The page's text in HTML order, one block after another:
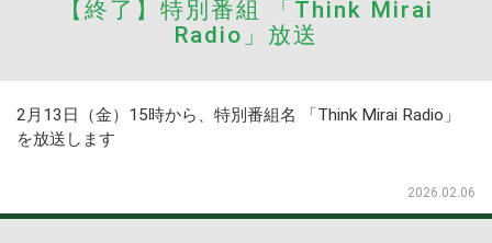
【終了】特別番組 「Think Mirai
Radio」放送
2月13日（金）15時から、特別番組名 「Think Mirai Radio」
を放送します
2026.02.06